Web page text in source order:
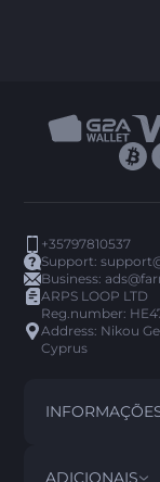
+35797810537
Support:
Business:
ARPS LOOP LTD
Reg.number:
Address: Nikou
Cyprus
TERMOS E
ADICIONAIS